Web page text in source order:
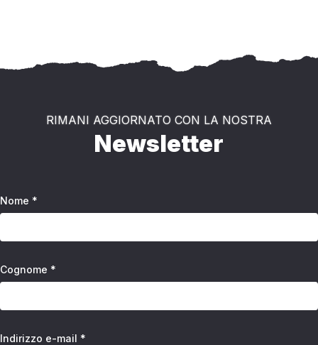
RIMANI AGGIORNATO CON LA NOSTRA
Newsletter
Nome *
Cognome *
Indirizzo e-mail *